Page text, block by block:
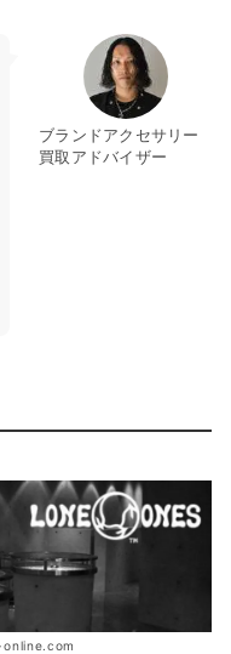
ブランドアクセサリー
買取アドバイザー